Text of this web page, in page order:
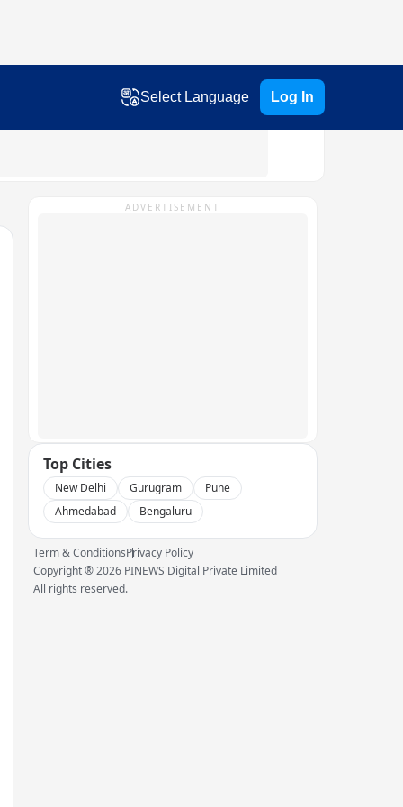
Select Language Log In
ADVERTISEMENT
Top Cities
New Delhi Gurugram
Pune
Ahmedabad
Bengaluru
Term & ConditionsPrivacy Policy
Copyright ®2026 PINEWS Digital Private Limited
All rights reserved.